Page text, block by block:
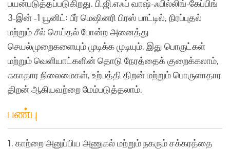
பயன்படுத்தப்படுகிறது. பி.ஜி.எஃப் வாஷ்-ஃபில்லிங்-கேப்பிங்
3-இன் -1 யூனிட்: பீர் மெஷினரி பிரஸ் பாட்டில், நிரப்புதல்
மற்றும் சீல் செய்தல் போன்ற அனைத்து
செயல்முறைகளையும் முடிக்க முடியும், இது பொருட்கள்
மற்றும் வெளியாட்களின் தொடு நேரத்தைக் குறைக்கலாம்,
சுகாதார நிலைமைகள், உற்பத்தி திறன் மற்றும் பொருளாதார
திறன் ஆகியவற்றை மேம்படுத்தலாம்.
பண்பு
1. காற்றை அனுப்பிய அணுகல் மற்றும் நகரும் சக்கரத்தை